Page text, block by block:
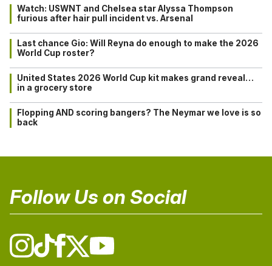
Watch: USWNT and Chelsea star Alyssa Thompson
furious after hair pull incident vs. Arsenal
Last chance Gio: Will Reyna do enough to make the 2026
World Cup roster?
United States 2026 World Cup kit makes grand reveal…
in a grocery store
Flopping AND scoring bangers? The Neymar we love is so
back
Follow Us on Social